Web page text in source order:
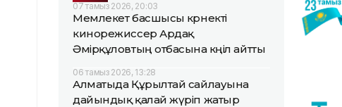
07 тамыз 2026, 20:03
Мемлекет басшысы көрнекті
кинорежиссер Ардақ
Әмірқұловтың отбасына көңіл айтты
06 тамыз 2026, 13:28
Алматыда Құрылтай сайлауына
дайындық қалай жүріп жатыр